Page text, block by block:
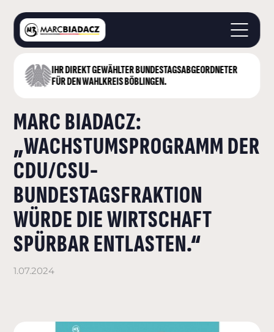
IHR DIREKT GEWÄHLTER BUNDESTAGS­ABGEORDNETER
FÜR DEN WAHLKREIS BÖBLINGEN.
STARTSEITE
LANDKREIS BÖBLINGEN
DEUTSCHER BUNDESTAG
AKTUELLES
MARC BIADACZ:
„WACHSTUMSPROGRAMM DER
CDU/CSU-
BUNDESTAGSFRAKTION
WÜRDE DIE WIRTSCHAFT
SPÜRBAR ENTLASTEN.“
1.07.2024